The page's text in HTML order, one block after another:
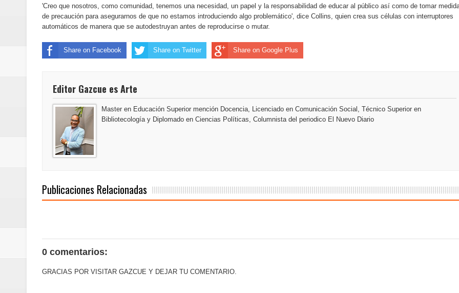
'Creo que nosotros, como comunidad, tenemos una necesidad, un papel y la responsabilidad de educar al público así como de tomar
de precaución para asegurarnos de que no estamos introduciendo algo problemático', dice Collins, quien crea sus células con interruptores
automáticos de manera que se autodestruyan antes de reproducirse o mutar.
Share on Facebook Share on Twitter Share on Google Plus
Editor Gazcue es Arte
Master en Educación Superior mención Docencia, Licenciado en Comunicación Social, Técnico Superior en
Bibliotecología y Diplomado en Ciencias Políticas, Columnista del periodico El Nuevo Diario
Publicaciones Relacionadas
0 comentarios:
GRACIAS POR VISITAR GAZCUE Y DEJAR TU COMENTARIO.